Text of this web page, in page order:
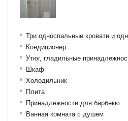
Три односпальные кровати и
Кондиционер
Утюг, гладильные
Шкаф
Холодильник
Плита
Принадлежности для барбекю
Ванная комната с душем